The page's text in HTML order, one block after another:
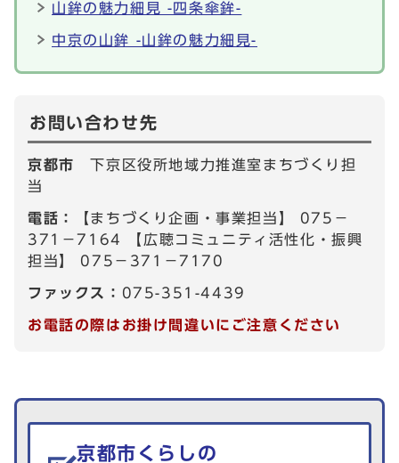
山鉾の魅力細見 -四条傘鉾-
中京の山鉾 -山鉾の魅力細見-
お問い合わせ先
京都市下京区役所地域力推進室まちづくり担
当
電話：
【まちづくり企画・事業担当】 075－
371－7164 【広聴コミュニティ活性化・振興
担当】 075－371－7170
ファックス： 075-351-4439
お電話の際はお掛け間違いにご注意ください
生活情報を探す
京都市くらしの